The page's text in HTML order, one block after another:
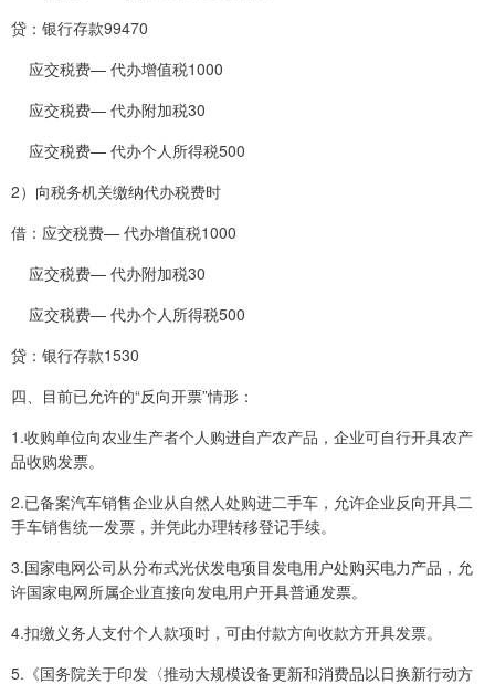
贷：银行存款99470
应交税费— 代办增值税1000
应交税费— 代办附加税30
应交税费— 代办个人所得税500
2）向税务机关缴纳代办税费时
借：应交税费— 代办增值税1000
应交税费— 代办附加税30
应交税费— 代办个人所得税500
贷：银行存款1530
四、目前已允许的“反向开票”情形：
1.收购单位向农业生产者个人购进自产农产品，企业可自行开具农产
品收购发票。
2.已备案汽车销售企业从自然人处购进二手车，允许企业反向开具二
手车销售统一发票，并凭此办理转移登记手续。
3.国家电网公司从分布式光伏发电项目发电用户处购买电力产品，允
许国家电网所属企业直接向发电用户开具普通发票。
4.扣缴义务人支付个人款项时，可由付款方向收款方开具发票。
5.《国务院关于印发〈推动大规模设备更新和消费品以日换新行动方